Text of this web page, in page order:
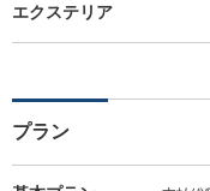
エクステリア
プラン